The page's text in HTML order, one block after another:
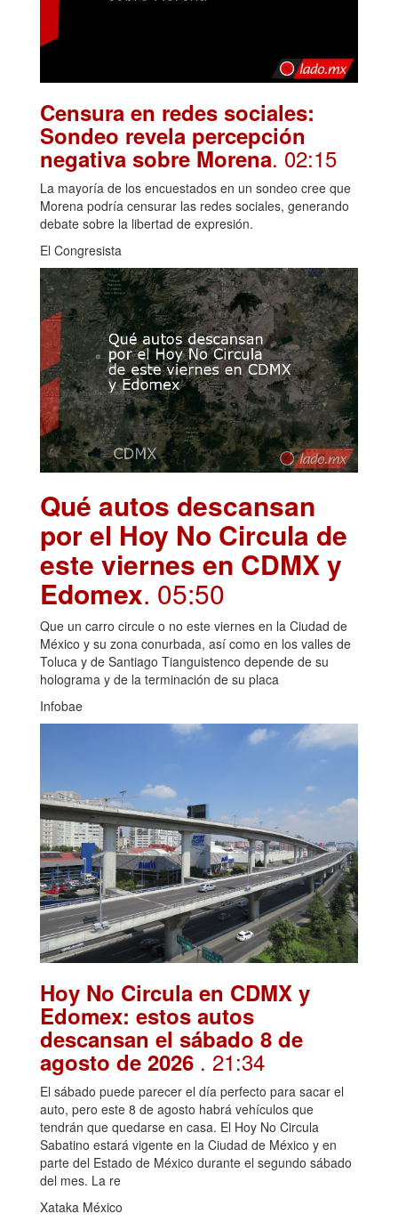
Censura en redes sociales:
Sondeo revela percepción
negativa sobre Morena. 02:15
La mayoría de los encuestados en un sondeo cree que
Morena podría censurar las redes sociales, generando
debate sobre la libertad de expresión.
El Congresista
Qué autos descansan
por el Hoy No Circula de
este viernes en CDMX y
Edomex. 05:50
Que un carro circule o no este viernes en la Ciudad de
México y su zona conurbada, así como en los valles de
Toluca y de Santiago Tianguistenco depende de su
holograma y de la terminación de su placa
Infobae
Hoy No Circula en CDMX y
Edomex: estos autos
descansan el sábado 8 de
agosto de 2026 . 21:34
El sábado puede parecer el día perfecto para sacar el
auto, pero este 8 de agosto habrá vehículos que
tendrán que quedarse en casa. El Hoy No Circula
Sabatino estará vigente en la Ciudad de México y en
parte del Estado de México durante el segundo sábado
del mes. La re
Xataka México